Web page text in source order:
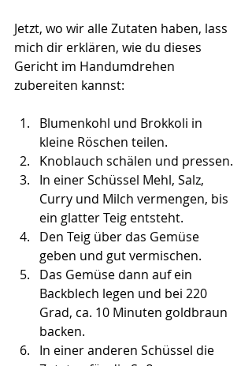
Jetzt, wo wir alle Zutaten haben, lass
mich dir erklären, wie du dieses
Gericht im Handumdrehen
zubereiten kannst:
Blumenkohl und Brokkoli in
kleine Röschen teilen.
Knoblauch schälen und pressen.
In einer Schüssel Mehl, Salz,
Curry und Milch vermengen, bis
ein glatter Teig entsteht.
Den Teig über das Gemüse
geben und gut vermischen.
Das Gemüse dann auf ein
Backblech legen und bei 220
Grad, ca. 10 Minuten goldbraun
backen.
In einer anderen Schüssel die